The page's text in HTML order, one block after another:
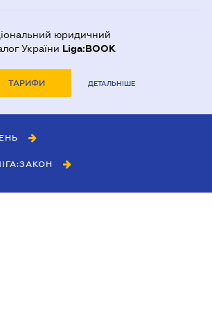
юридичний
України Liga:BOOK
ТАРИФИ ДЕТАЛЬНІШЕ